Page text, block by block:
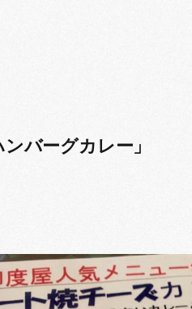
ンバーグカレー」